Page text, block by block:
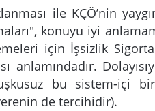
ile KÇÖ’nin
konuyu iyi
için İşsizlik
anlamındadır.
bu sistem-içi
de tercihidir).